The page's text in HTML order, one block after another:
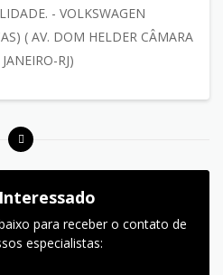
- VOLKSWAGEN
( AV. DOM HELDER CÂMARA
RJ)
para receber o contato de
especialistas: